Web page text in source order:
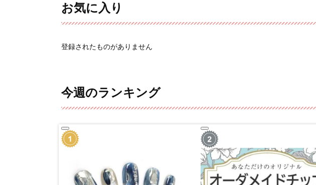
お気に入り
登録されたものがありません
今週のランキング